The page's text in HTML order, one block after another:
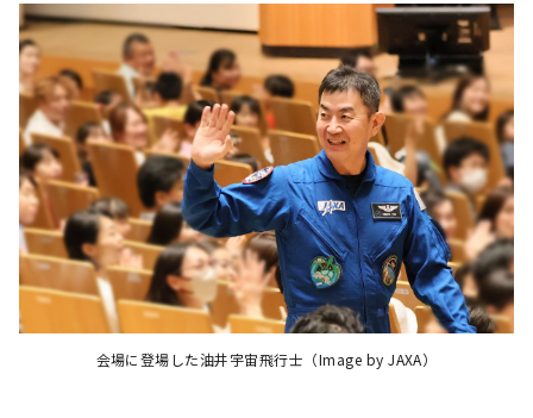
会場に登場した油井宇宙飛行士（Image by JAXA）